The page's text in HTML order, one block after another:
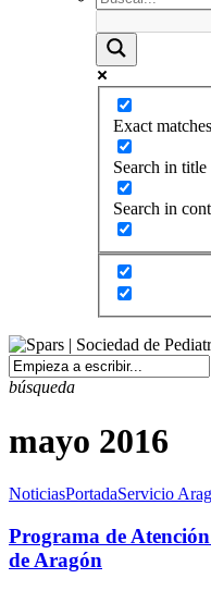
Exact
Search in title
Search in
búsqueda
mayo 2016
NoticiasPortadaServicio
Programa de
de Aragón